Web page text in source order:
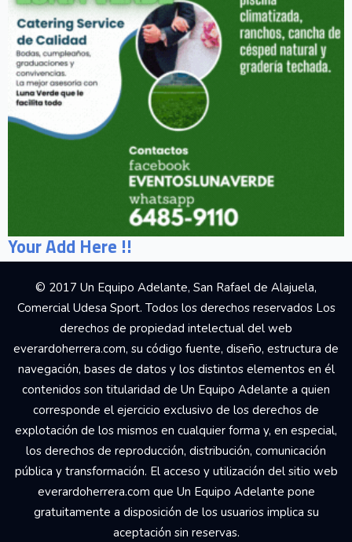
Your Add Here !!
© 2017 Un Equipo Adelante, San Rafael de Alajuela,
Comercial Udesa Sport. Todos los derechos reservados Los
derechos de propiedad intelectual del web
everardoherrera.com, su código fuente, diseño, estructura de
navegación, bases de datos y los distintos elementos en él
contenidos son titularidad de Un Equipo Adelante a quien
corresponde el ejercicio exclusivo de los derechos de
explotación de los mismos en cualquier forma y, en especial,
los derechos de reproducción, distribución, comunicación
pública y transformación. El acceso y utilización del sitio web
everardoherrera.com que Un Equipo Adelante pone
gratuitamente a disposición de los usuarios implica su
aceptación sin reservas.